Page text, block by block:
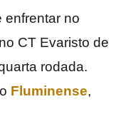
enfrentar no
CT Evaristo de
rodada.
Fluminense,